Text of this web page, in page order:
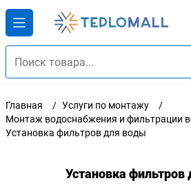
Главная
Услуги по монтажу
Монтаж водоснабжения и фильтрации
Установка фильтров для воды
Установка